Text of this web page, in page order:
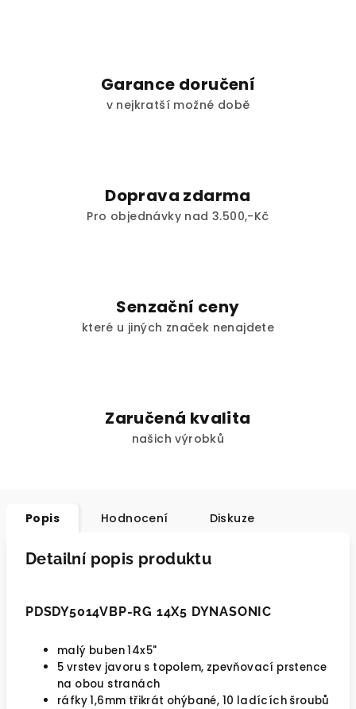
Garance doručení
v nejkratší možné době
Doprava zdarma
Pro objednávky nad 3.500,-Kč
Senzační ceny
které u jiných značek nenajdete
Zaručená kvalita
našich výrobků
Popis Hodnocení Diskuze
Detailní popis produktu
PDSDY5014VBP-RG 14X5 DYNASONIC
malý buben 14x5"
5 vrstev javoru s topolem, zpevňovací prstence
na obou stranách
ráfky 1,6mm třikrát ohýbané, 10 ladících šroubů